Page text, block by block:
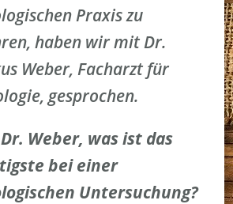
Praxis zu
haben wir mit Dr.
Weber, Facharzt für
gesprochen.
Weber, was ist das
bei einer
Untersuchung?